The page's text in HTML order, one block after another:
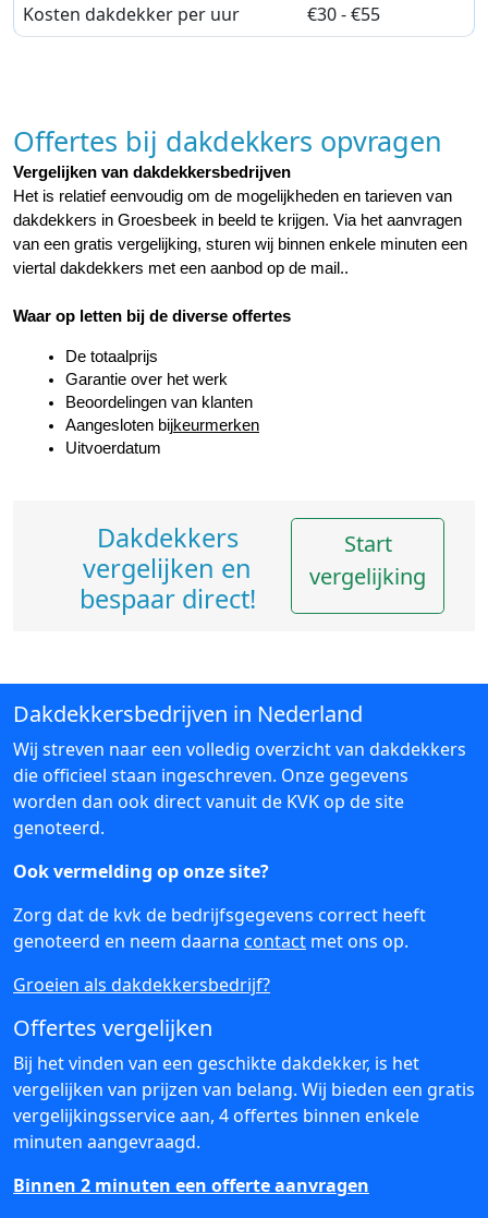
Kosten dakdekker per uur
€30 - €55
Offertes bij dakdekkers opvragen
Vergelijken van dakdekkersbedrijven
Het is relatief eenvoudig om de mogelijkheden en tarieven van
dakdekkers in Groesbeek in beeld te krijgen. Via het aanvragen
van een gratis vergelijking, sturen wij binnen enkele minuten een
viertal dakdekkers met een aanbod op de mail..
Waar op letten bij de diverse offertes
De totaalprijs
Garantie over het werk
Beoordelingen van klanten
Aangesloten bijkeurmerken
Uitvoerdatum
Dakdekkers
vergelijken en
bespaar direct!
Start
vergelijking
Dakdekkersbedrijven in Nederland
Wij streven naar een volledig overzicht van dakdekkers
die officieel staan ingeschreven. Onze gegevens
worden dan ook direct vanuit de KVK op de site
genoteerd.
Ook vermelding op onze site?
Zorg dat de kvk de bedrijfsgegevens correct heeft
genoteerd en neem daarna contact met ons op.
Groeien als dakdekkersbedrijf?
Offertes vergelijken
Bij het vinden van een geschikte dakdekker, is het
vergelijken van prijzen van belang. Wij bieden een gratis
vergelijkingsservice aan, 4 offertes binnen enkele
minuten aangevraagd.
Binnen 2 minuten een offerte aanvragen